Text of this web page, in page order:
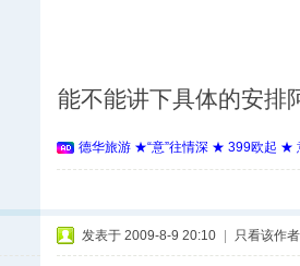
能不能讲下具体的安排
德华旅游 ★“意”往情深 ★ 399欧起 ★
发表于 2009-8-9 20:10 只看该作者